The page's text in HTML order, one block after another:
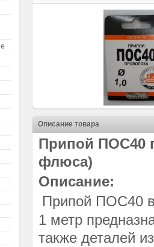
Описание товара
Припой ПОС40
флюса)
Описание:
Припой ПОС40
1 метр
также деталей